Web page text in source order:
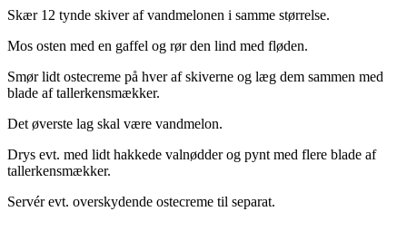
Skær 12 tynde skiver af vandmelonen i samme størrelse.
Mos osten med en gaffel og rør den lind med fløden.
Smør lidt ostecreme på hver af skiverne og læg dem sammen med
blade af tallerkensmækker.
Det øverste lag skal være vandmelon.
Drys evt. med lidt hakkede valnødder og pynt med flere blade af
tallerkensmækker.
Servér evt. overskydende ostecreme til separat.